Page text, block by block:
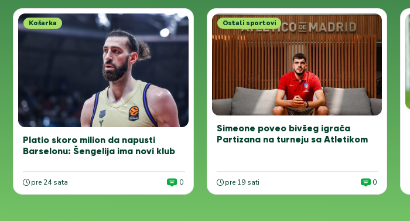
Košarka
Platio skoro milion da napusti
Barselonu: Šengelija ima novi klub
pre 24 sata 0
Ostali sportovi
Simeone poveo bivšeg igrača
Partizana na turneju sa Atletikom
pre 19 sati 0